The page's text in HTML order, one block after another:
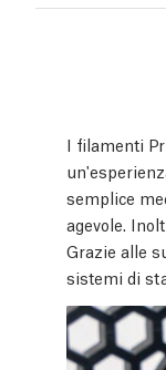
I filamenti
semplice
agevole.
Grazie alle
sistemi di